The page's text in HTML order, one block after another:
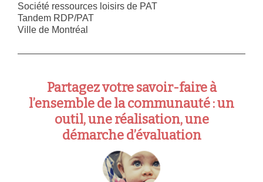
Société ressources loisirs de PAT
Tandem RDP/PAT
Ville de Montréal
Partagez votre savoir-faire à
l’ensemble de la communauté : un
outil, une réalisation, une
démarche d’évaluation